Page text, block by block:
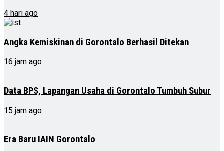
4 hari ago
Angka Kemiskinan di Gorontalo Berhasil Ditekan
16 jam ago
Data BPS, Lapangan Usaha di Gorontalo Tumbuh Subur
15 jam ago
Era Baru IAIN Gorontalo